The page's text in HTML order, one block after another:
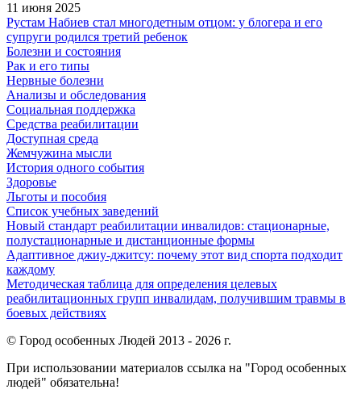
11 июня 2025
Рустам Набиев стал многодетным отцом: у блогера и его
супруги родился третий ребенок
Болезни и состояния
Рак и его типы
Нервные болезни
Анализы и обследования
Социальная поддержка
Средства реабилитации
Доступная среда
Жемчужина мысли
История одного события
Здоровье
Льготы и пособия
Список учебных заведений
Новый стандарт реабилитации инвалидов: стационарные,
полустационарные и дистанционные формы
Адаптивное джиу-джитсу: почему этот вид спорта подходит
каждому
Методическая таблица для определения целевых
реабилитационных групп инвалидам, получившим травмы в
боевых действиях
© Город особенных Людей 2013 - 2026 г.
При использовании материалов ссылка на "Город особенных
людей" обязательна!